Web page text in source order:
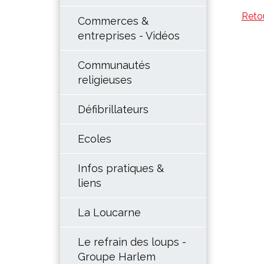
Commerces &
entreprises - Vidéos
Communautés
religieuses
Défibrillateurs
Ecoles
Infos pratiques &
liens
La Loucarne
Le refrain des loups -
Groupe Harlem